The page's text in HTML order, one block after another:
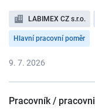
LABIMEX CZ s.r.o.
Hlavní pracovní poměr
9. 7. 2026
Pracovník /